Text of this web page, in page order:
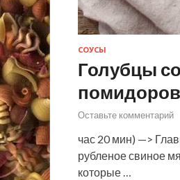
СОУСЫ
Голубцы
помидоров
Оставьте комментарий
час 20 мин) —>
рубленое свиное
которые …